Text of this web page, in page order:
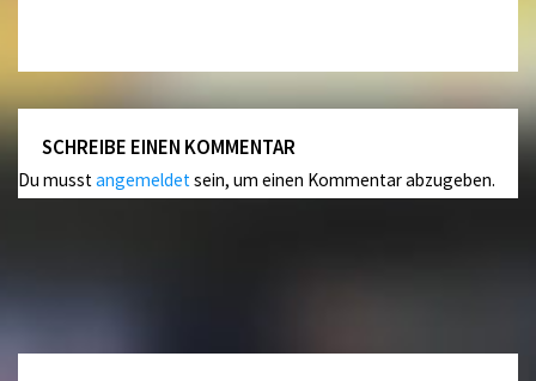
SCHREIBE EINEN KOMMENTAR
Du musstangemeldet sein, um einen Kommentar abzugeben.